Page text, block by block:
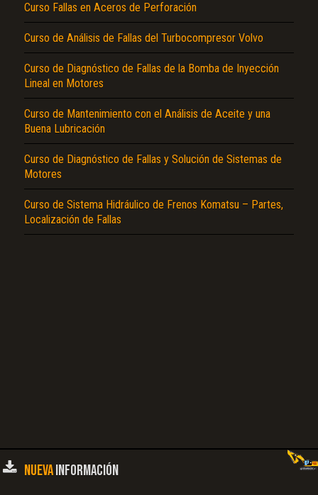
Curso Fallas en Aceros de Perforación
Curso de Análisis de Fallas del Turbocompresor Volvo
Curso de Diagnóstico de Fallas de la Bomba de Inyección
Lineal en Motores
Curso de Mantenimiento con el Análisis de Aceite y una
Buena Lubricación
Curso de Diagnóstico de Fallas y Solución de Sistemas de
Motores
Curso de Sistema Hidráulico de Frenos Komatsu – Partes,
Localización de Fallas
NUEVAINFORMACIÓN
El Título es incorrecto según el contenido.
Texto o Imagen de portada son erróneos.
Reportar otro tipo de error...